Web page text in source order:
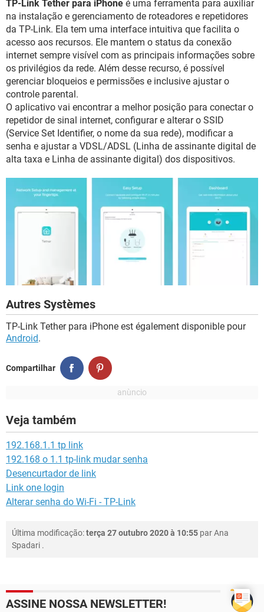
GUIA DE COMPRAS
TP-Link Tether para iPhone é uma ferramenta para auxiliar
na instalação e gerenciamento de roteadores e repetidores
da TP-Link. Ela tem uma interface intuitiva que facilita o
acesso aos recursos. Ele mantem o status da conexão
internet sempre visível com as principais informações sobre
os privilégios da rede. Além desse recurso, é possível
gerenciar bloqueios e permissões e inclusive ajustar o
controle parental.
O aplicativo vai encontrar a melhor posição para conectar o
repetidor de sinal internet, configurar e alterar o SSID
(Service Set Identifier, o nome da sua rede), modificar a
senha e ajustar a VDSL/ADSL (Linha de assinante digital de
alta taxa e Linha de assinante digital) dos dispositivos.
Autres Systèmes
TP-Link Tether para iPhone est également disponible pour
Android.
Compartilhar
Veja também
192.168.1.1 tp link
192.168 o 1.1 tp-link mudar senha
Desencurtador de link
Link one login
Alterar senha do Wi-Fi - TP-Link
Última modificação:terça 27 outubro 2020 à 10:55 parAna
Spadari .
ASSINE NOSSA NEWSLETTER!